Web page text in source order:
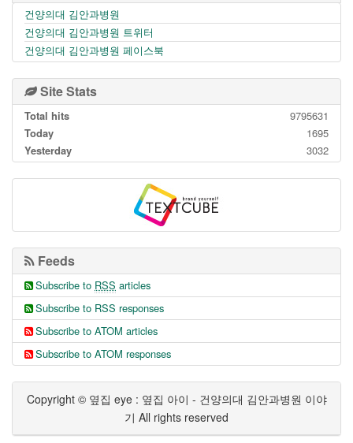
건양의대 김안과병원
건양의대 김안과병원 트위터
건양의대 김안과병원 페이스북
Site Stats
Total hits
9795631
Today
1695
Yesterday
3032
Feeds
Subscribe to RSS articles
Subscribe to RSS responses
Subscribe to ATOM articles
Subscribe to ATOM responses
Copyright © 옆집 eye : 옆집 아이 - 건양의대 김안과병원 이야
기 All rights reserved